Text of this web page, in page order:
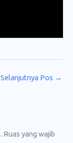
Selanjutnya Pos →
Ruas yang wajib